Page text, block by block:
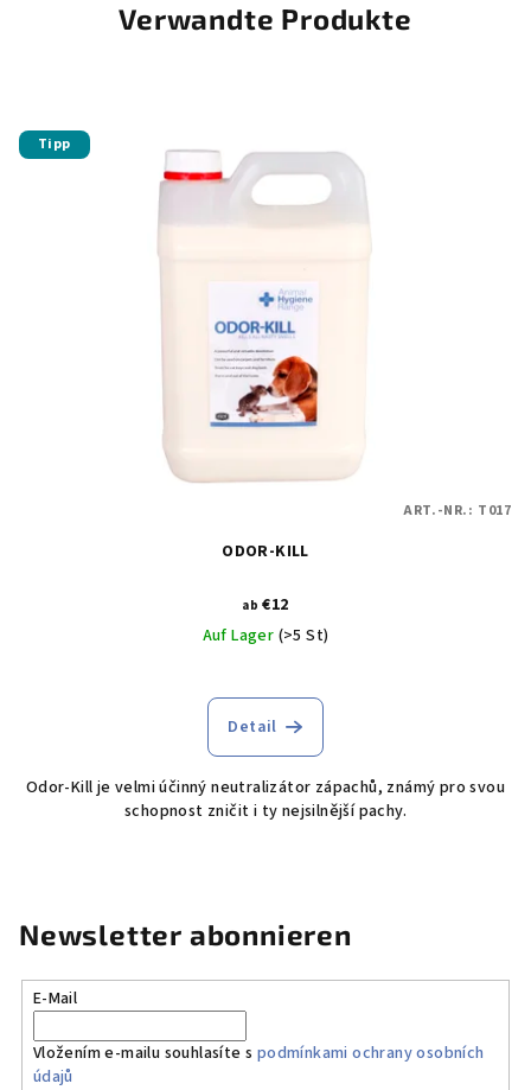
Verwandte Produkte
Tipp
ODOR-KILL
ab €12
Auf Lager (>5 St)
Detail
Odor-Kill je velmi účinný neutralizátor zápachů, známý pro svou
schopnost zničit i ty nejsilnější pachy.
ART.-NR.: T017
Newsletter abonnieren
E-Mail
Vložením e-mailu souhlasíte s podmínkami ochrany osobních
údajů